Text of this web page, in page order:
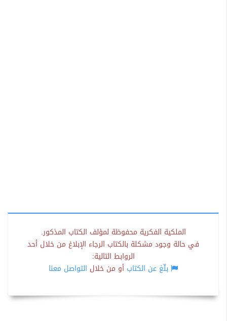
الملكية الفكرية محفوظة لمؤلف الكتاب المذكور.
في حالة وجود مشكلة بالكتاب الرجاء الإبلاغ من خلال أحد
الروابط التالية:
بلّغ عن الكتاب أو من خلال التواصل معنا